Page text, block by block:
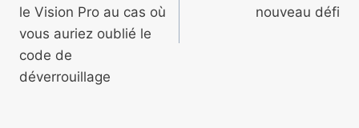
le Vision Pro au cas où
vous auriez oublié le
code de
déverrouillage
nouveau défi